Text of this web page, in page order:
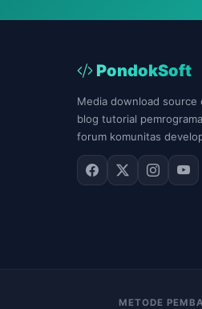
PondokSoft
Media download source
blog tutorial
forum komunitas
METODE